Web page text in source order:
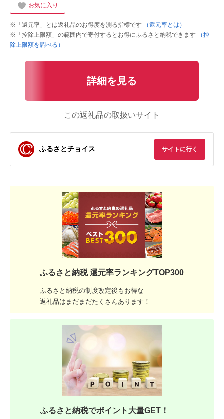
お気に入り
※「還元率」とは返礼品のお得度を測る指標です
（還元率とは）
※「控除上限額」の範囲内で寄付するとお得にふるさと納税できます
（控
除上限額を調べる）
詳細を見る
この返礼品の取扱いサイト
ふるさとチョイス サイトに行く
ふるさと納税 還元率ランキングTOP300
ふるさと納税の制度改定後もお得な
返礼品はまだまだたくさんあります！
ふるさと納税でポイント大量GET！